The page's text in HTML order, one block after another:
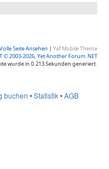
Volle Seite Ansehen | Yaf Mobile Theme
© 2003-2026, Yet Another Forum.NET
wurde in 0.213 Sekunden generiert.
buchen •Statistik•AGB